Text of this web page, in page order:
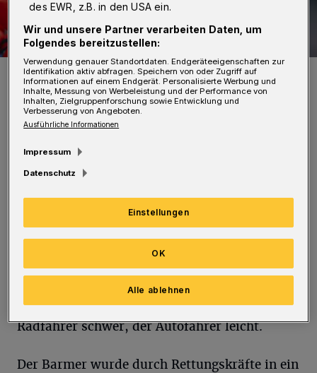
Symbolbild.
Foto: Christoph Petersen
Wie die Polizei mitteilt, war ein 43-jähriger
Elberfelder mit seinem Ford Focus auf der
Farbmühle in nördlicher Richtung unterwegs,
als auf Höhe der Einmündung Am Brögel ein
Fahrradstreifen auf die Fahrbahn fuhr. Bei
dem Zusammenprall verletzte sich der
Radfahrer schwer, der Autofahrer leicht.
Der Barmer wurde durch Rettungskräfte in ein
des EWR, z.B. in den USA ein.
Wir und unsere Partner verarbeiten Daten, um
Folgendes bereitzustellen:
Verwendung genauer Standortdaten. Endgeräteeigenschaften zur
Identifikation aktiv abfragen. Speichern von oder Zugriff auf
Informationen auf einem Endgerät. Personalisierte Werbung und
Inhalte, Messung von Werbeleistung und der Performance von
Inhalten, Zielgruppenforschung sowie Entwicklung und
Verbesserung von Angeboten.
Ausführliche Informationen
Impressum
Datenschutz
Einstellungen
Alle ablehnen
OK